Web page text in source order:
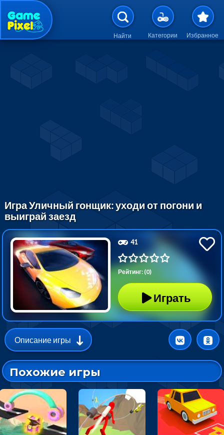
Перейти к основному
Найти Категории Избранное
Игра Уличный гонщик: уходи от погони и
выиграй заезд
41
Рейтинг: (0)
Играть
Описание игры
Похожие игры